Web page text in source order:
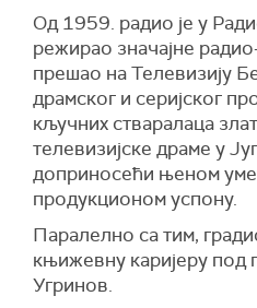
Од 1959. радио је у
режирао значајне
прешао на Телевизију
драмског и серијског
кључних стваралаца
телевизијске драме у
доприносећи њеном
продукционом успону.
Паралелно са тим,
књижевну каријеру
Угринов.